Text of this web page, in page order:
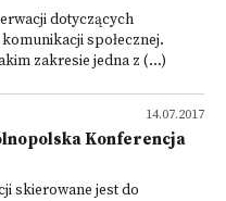
dotyczących
społecznej.
zakresie jedna z (...)
14.07.2017
Konferencja
skierowane jest do